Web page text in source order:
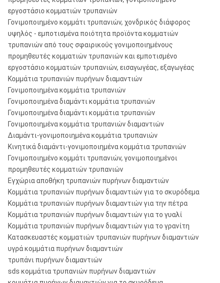
T6 μετρικά
κομμάτια πυρήνων
σειράς:
T6-76, T6-86, T6-101, T6-116, T6-
131, T6-146
T6S μετρικά
κομμάτια πυρήνων
σειράς:
T6S-76, T6S-86, T6S-101, T6S-116,
T6S-131, T6S-146
Κομμάτια (is03552-
1) μετρικά πυρήνα
σειράς Β:
B36, B46, B56, B66, B76, B86, B101,
B116, B131, B146
Όλα τα άλλα
πρότυπα:
CDDA, DCDMA, Crealius, και μεγέθη
του ISO.
εργοστάσιο κομματιών τρυπανιών
Γονιμοποιημένο κομμάτι τρυπανιών, χονδρικός διάφορος
υψηλός - εμποτισμένα ποιότητα προϊόντα κομματιών
τρυπανιών από τους σφαιρικούς γονιμοποιημένους
προμηθευτές κομματιών τρυπανιών και εμποτισμένο
εργοστάσιο κομματιών τρυπανιών, εισαγωγέας, εξαγωγέας
Κομμάτια τρυπανιών πυρήνων διαμαντιών
Γονιμοποιημένα κομμάτια τρυπανιών
Γονιμοποιημένα διαμάντι κομμάτια τρυπανιών
Γονιμοποιημένα διαμάντι κομμάτια τρυπανιών
Γονιμοποιημένα κομμάτια τρυπανιών διαμαντιών
Διαμάντι-γονιμοποιημένα κομμάτια τρυπανιών
Κινητικά διαμάντι-γονιμοποιημένα κομμάτια τρυπανιών
Γονιμοποιημένο κομμάτι τρυπανιών, γονιμοποιημένοι
προμηθευτές κομματιών τρυπανιών
Εγχώρια αποθήκη τρυπανιών πυρήνων διαμαντιών
Κομμάτια τρυπανιών πυρήνων διαμαντιών για το σκυρόδεμα
Κομμάτια τρυπανιών πυρήνων διαμαντιών για την πέτρα
Κομμάτια τρυπανιών πυρήνων διαμαντιών για το γυαλί
Κομμάτια τρυπανιών πυρήνων διαμαντιών για το γρανίτη
Κατασκευαστές κομματιών τρυπανιών πυρήνων διαμαντιών
υγρά κομμάτια πυρήνων διαμαντιών
τρυπάνι πυρήνων διαμαντιών
sds κομμάτια τρυπανιών πυρήνων διαμαντιών